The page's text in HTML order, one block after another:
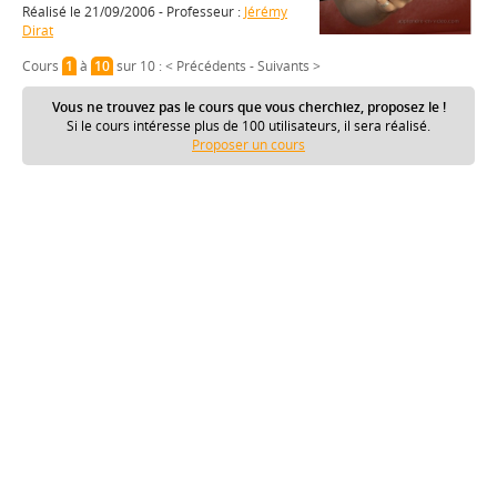
Réalisé le 21/09/2006 - Professeur : Jérémy
Dirat
Cours 1à 10sur 10 :< Précédents -Suivants >
Vous ne trouvez pas le cours que vous cherchiez, proposez le !
Si le cours intéresse plus de 100 utilisateurs, il sera réalisé.
Proposer un cours